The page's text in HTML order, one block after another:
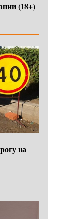
(18+)
на